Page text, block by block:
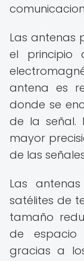
Las antenas
el principio
antena es
donde se
de la señal.
mayor
de las
Las
satélites de
tamaño
de espacio
gracias a